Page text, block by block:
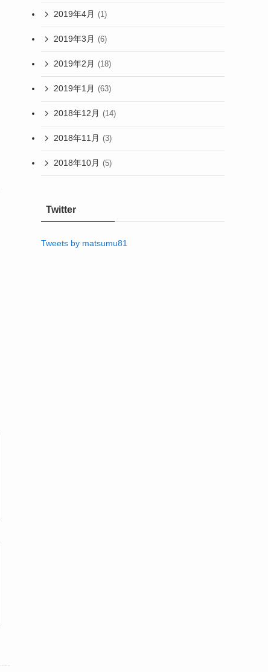
2019年4月 (1)
2019年3月 (6)
2019年2月 (18)
2019年1月 (63)
2018年12月 (14)
2018年11月 (3)
2018年10月 (5)
Twitter
Tweets by matsumu81